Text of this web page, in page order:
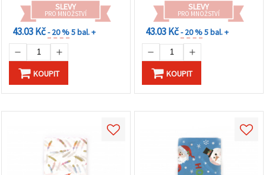
SLEVY
PRO MNOŽSTVÍ
43.03 Kč- 20 %5 bal. +
KOUPIT
SLEVY
PRO MNOŽSTVÍ
43.03 Kč- 20 %5 bal. +
KOUPIT